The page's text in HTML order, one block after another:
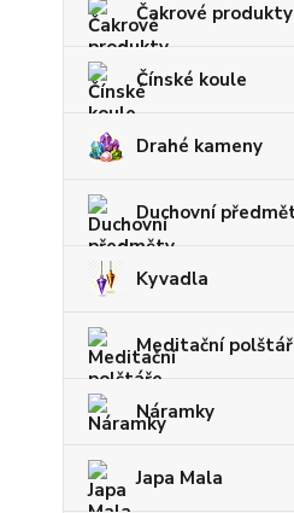
Čakrové produkty
Čínské koule
Drahé kameny
Duchovní
Kyvadla
Meditační
Náramky
Japa Mala